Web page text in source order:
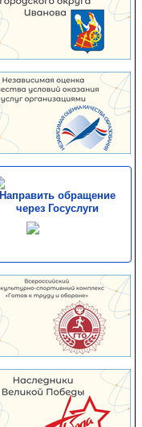
Направить обращение
через Госуслуги